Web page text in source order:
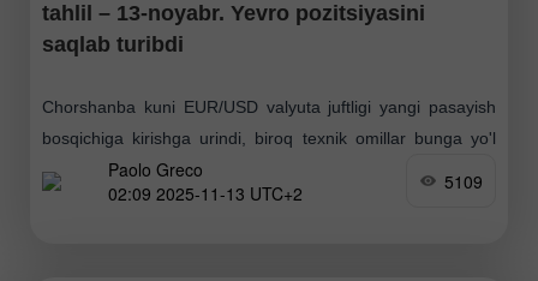
tahlil – 13-noyabr. Yevro pozitsiyasini
saqlab turibdi
Chorshanba kuni EUR/USD valyuta juftligi yangi pasayish
bosqichiga kirishga urindi, biroq texnik omillar bunga yo'l
qo'ymadi. Kun davomida Yevrozona yoki AQShdan muhim
hisobotlar bo'lmadi. Shu sababli, kunning birinchi yarmidagi
Paolo Greco
02:09 2025-11-13 UTC+2
5109